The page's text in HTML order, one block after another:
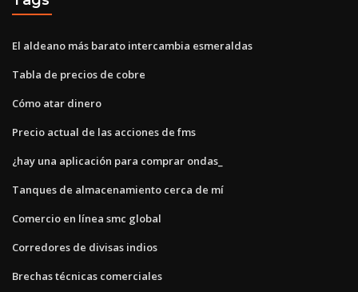
El aldeano más barato intercambia esmeraldas
Tabla de precios de cobre
Cómo atar dinero
Precio actual de las acciones de fms
¿hay una aplicación para comprar ondas_
Tanques de almacenamiento cerca de mí
Comercio en línea smc global
Corredores de divisas indios
Brechas técnicas comerciales